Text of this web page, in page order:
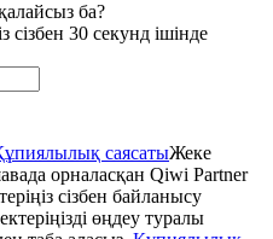
ба?
сізбен 30 секунд ішінде
саясатыЖеке
орналасқан Qiwi Partner
сізбен байланысу
өңдеу туралы